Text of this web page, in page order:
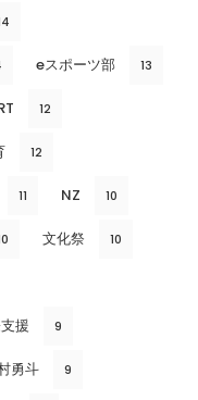
eスポーツ部 13
12
12
11 NZ 10
文化祭 10
援 9
勇斗 9